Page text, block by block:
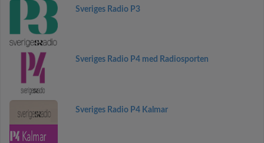
Sveriges Radio P3
Sveriges Radio P4 med Radiosporten
Sveriges Radio P4 Kalmar